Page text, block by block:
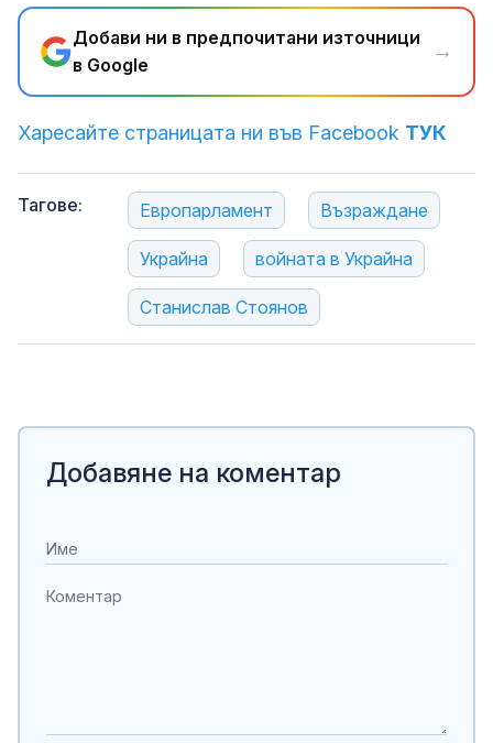
Добави ни в предпочитани източници
в Google
→
Харесайте страницата ни във Facebook ТУК
Тагове: Европарламент Възраждане
Украйна войната в Украйна
Станислав Стоянов
Добавяне на коментар